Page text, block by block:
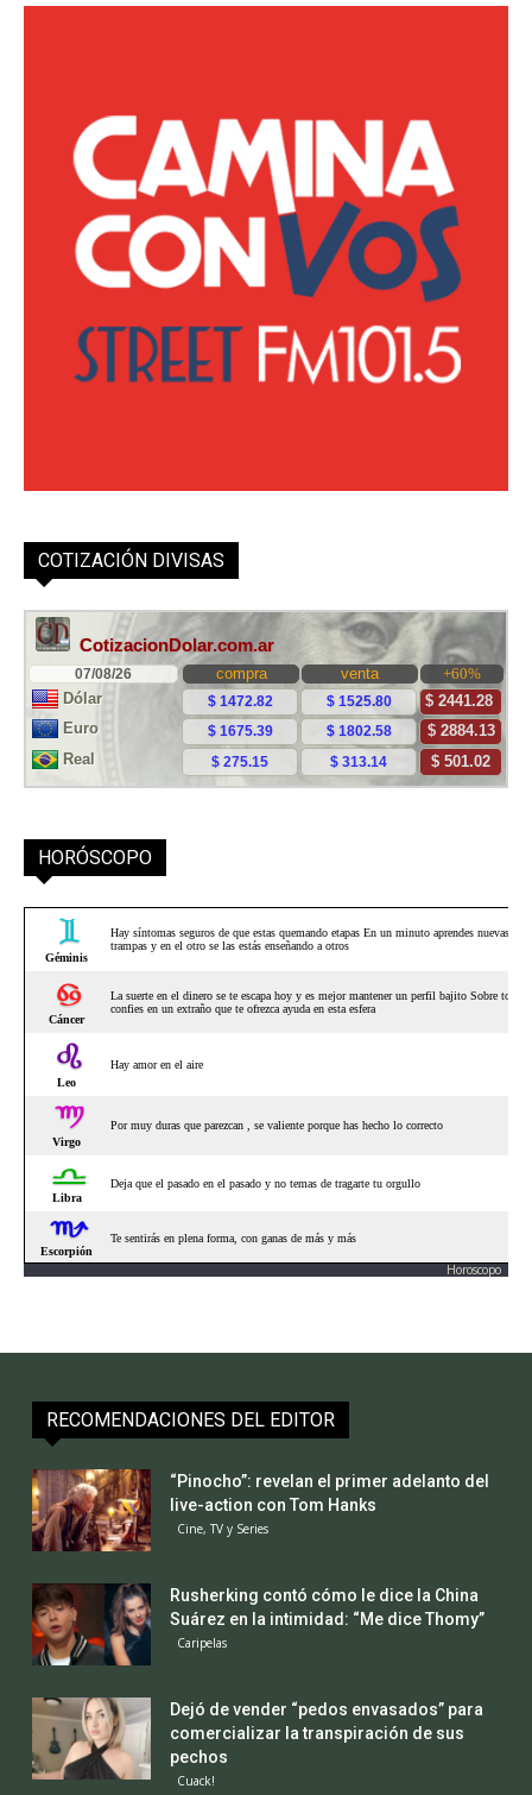
COTIZACIÓN DIVISAS
HORÓSCOPO
Horoscopo
RECOMENDACIONES DEL EDITOR
“Pinocho”: revelan el primer adelanto del
live-action con Tom Hanks
Cine, TV y Series
Rusherking contó cómo le dice la China
Suárez en la intimidad: “Me dice Thomy”
Caripelas
Dejó de vender “pedos envasados” para
comercializar la transpiración de sus
pechos
Cuack!